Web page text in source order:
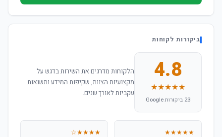
ביקורות לקוחות
4.8
★★★★★
23 ביקורות Google
הלקוחות מדרגים את השירות בדגש על
מקצועיות הצוות, שקיפות המידע ותשואות
עקביות לאורך שנים.
★★★★★
★★★★☆